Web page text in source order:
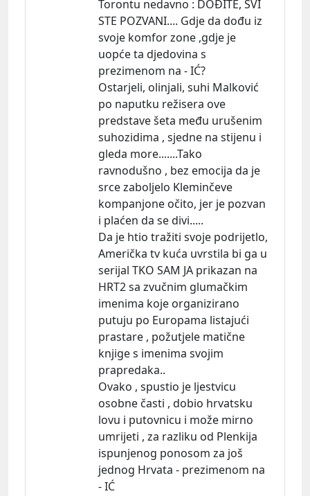
Torontu nedavno : DOĐITE, SVI
STE POZVANI.... Gdje da dođu iz
svoje komfor zone ,gdje je
uopće ta djedovina s
prezimenom na - IĆ?
Ostarjeli, olinjali, suhi Malković
po naputku režisera ove
predstave šeta među urušenim
suhozidima , sjedne na stijenu i
gleda more.......Tako
ravnodušno , bez emocija da je
srce zaboljelo Kleminčeve
kompanjone očito, jer je pozvan
i plaćen da se divi.....
Da je htio tražiti svoje podrijetlo,
Američka tv kuća uvrstila bi ga u
serijal TKO SAM JA prikazan na
HRT2 sa zvučnim glumačkim
imenima koje organizirano
putuju po Europama listajući
prastare , požutjele matične
knjige s imenima svojim
prapredaka..
Ovako , spustio je ljestvicu
osobne časti , dobio hrvatsku
lovu i putovnicu i može mirno
umrijeti , za razliku od Plenkija
ispunjenog ponosom za još
jednog Hrvata - prezimenom na
- IĆ